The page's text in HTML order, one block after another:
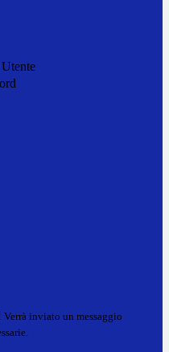
Verrà inviato un messaggio